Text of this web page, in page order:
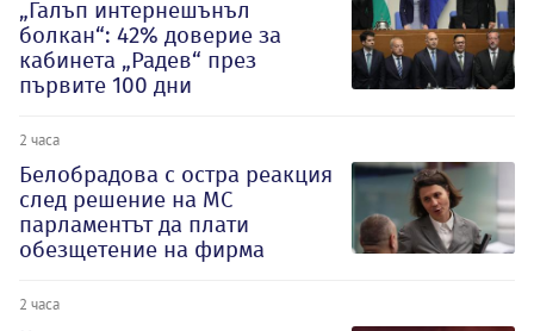
„Галъп интернешънъл
болкан“: 42% доверие за
кабинета „Радев“ през
първите 100 дни
2 часа
Белобрадова с остра реакция
след решение на МС
парламентът да плати
обезщетение на фирма
2 часа